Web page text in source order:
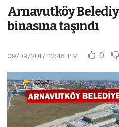
Arnavutköy
binasına taşındı
09/09/2017 12:46 PM 0